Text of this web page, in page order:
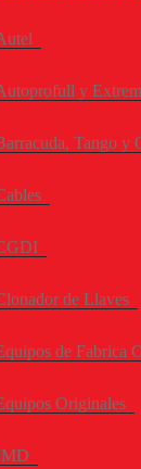
y
Tango y
de Llaves
de Fabrica
Originales